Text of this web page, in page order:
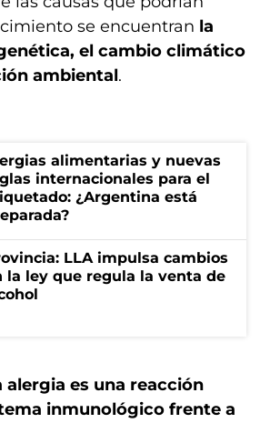
se encuentran la
el cambio climático
ambiental.
alimentarias y nuevas
internacionales para el
¿Argentina está
LLA impulsa cambios
la ley que regula la venta de
alergia es una reacción
inmunológico frente a